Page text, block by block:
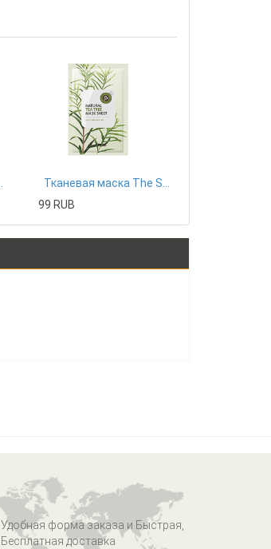
99 RUB
Удобная форма заказа и Быстрая,
Бесплатная доставка